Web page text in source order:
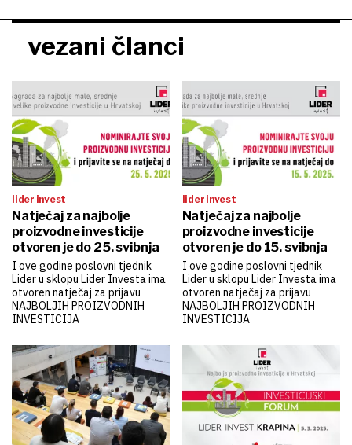
vezani članci
lider invest
Natječaj za najbolje
proizvodne investicije
otvoren je do 25. svibnja
I ove godine poslovni tjednik
Lider u sklopu Lider Investa ima
otvoren natječaj za prijavu
NAJBOLJIH PROIZVODNIH
INVESTICIJA
lider invest
Natječaj za najbolje
proizvodne investicije
otvoren je do 15. svibnja
I ove godine poslovni tjednik
Lider u sklopu Lider Investa ima
otvoren natječaj za prijavu
NAJBOLJIH PROIZVODNIH
INVESTICIJA